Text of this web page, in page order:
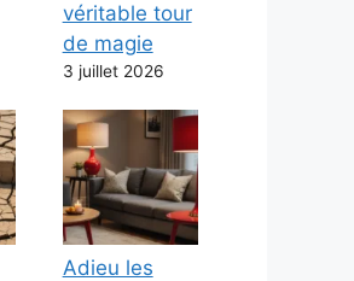
véritable tour
de magie
3 juillet 2026
Adieu les